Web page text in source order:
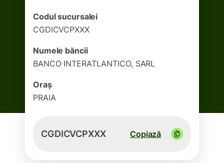
Codul sucursalei
CGDICVCPXXX
Numele băncii
BANCO INTERATLANTICO, SARL
Oraș
PRAIA
CGDICVCPXXX Copiază